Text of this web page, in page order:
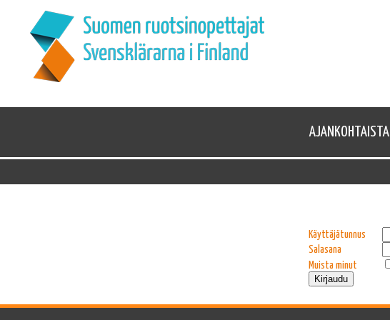
AJANKOHTAISTA
Käyttäjätunnus
Salasana
Muista minut
Kirjaudu